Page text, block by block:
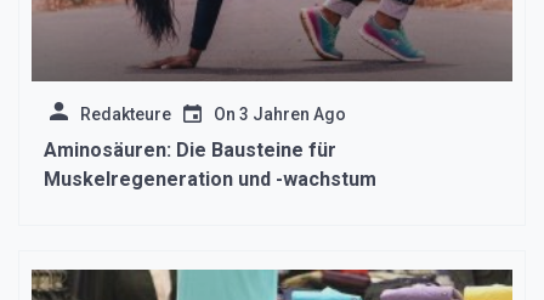
Redakteure On 3 Jahren Ago
Aminosäuren: Die Bausteine für
Muskelregeneration und -wachstum